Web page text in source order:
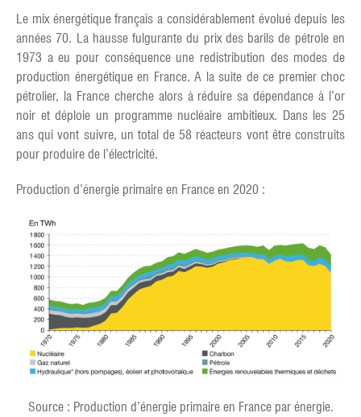
Le mix énergétique français a considérablement évolué depuis les
années 70. La hausse fulgurante du prix des barils de pétrole en
1973 a eu pour conséquence une redistribution des modes de
production énergétique en France. A la suite de ce premier choc
pétrolier, la France cherche alors à réduire sa dépendance à l’or
noir et déploie un programme nucléaire ambitieux. Dans les 25
ans qui vont suivre, un total de 58 réacteurs vont être construits
pour produire de l’électricité.
Production d’énergie primaire en France en 2020 :
Source : Production d’énergie primaire en France par énergie.